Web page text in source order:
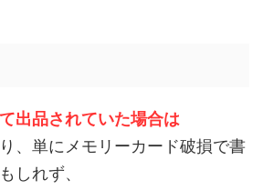
出品されていた場合は
、単にメモリーカード破損で書
しれず、